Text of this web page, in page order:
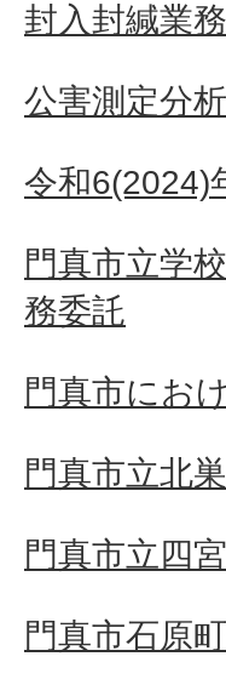
封入封緘業
公害測定分
令和6(2024)
門真市立学
務委託
門真市にお
門真市立北
門真市立四
門真市石原